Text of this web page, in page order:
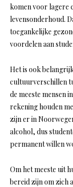
komen voor lagere
levensonderhoud.
toegankelijke
voordelen aan
Het is ook
cultuurverschillen
de meeste mensen
rekening houden
zijn er in
alcohol, dus
permanent willen
Om het meeste uit
bereid zijn om zich